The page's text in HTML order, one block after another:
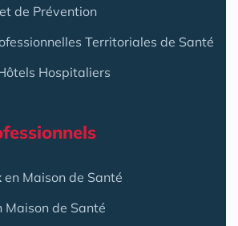
de Prévention
Territoriales de Santé
Hospitaliers
en Maison de Santé
Maison de Santé